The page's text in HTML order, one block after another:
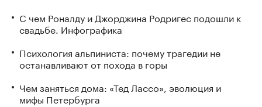
С чем Роналду и Джорджина Родригес подошли к
свадьбе. Инфографика
Психология альпиниста: почему трагедии не
останавливают от похода в горы
Чем заняться дома: «Тед Лассо», эволюция и
мифы Петербурга